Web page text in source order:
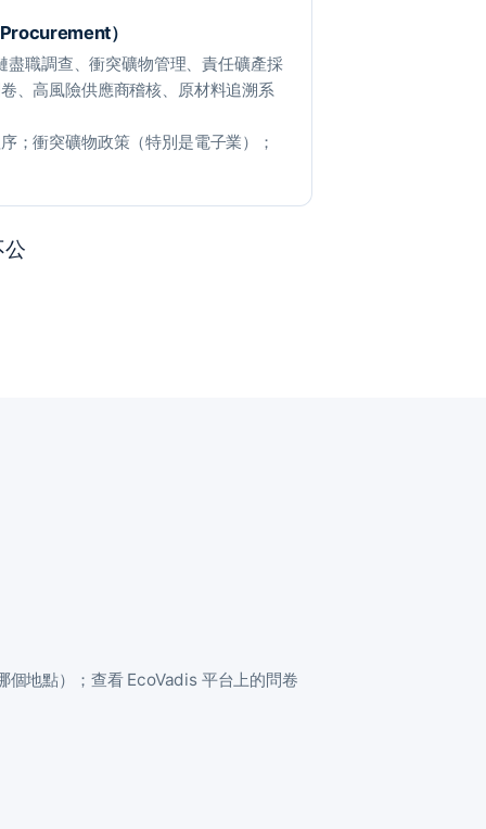
）
盡職調查、衝突礦物管理、責任礦產採
、高風險供應商稽核、原材料追溯系
；衝突礦物政策（特別是電子業）；
公
地點）；查看 EcoVadis 平台上的問卷